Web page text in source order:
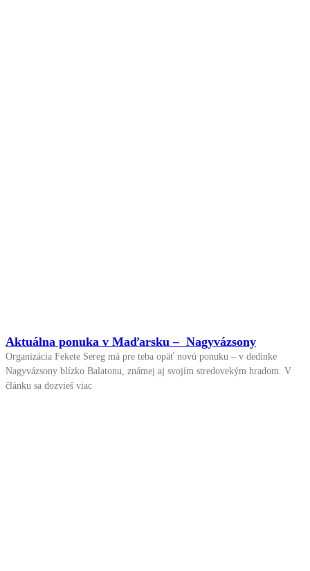
Aktuálna ponuka v Maďarsku – Nagyvázsony
Organizácia Fekete Sereg má pre teba opäť novú ponuku – v dedinke
Nagyvázsony blízko Balatonu, známej aj svojím stredovekým hradom. V
článku sa dozvieš viac